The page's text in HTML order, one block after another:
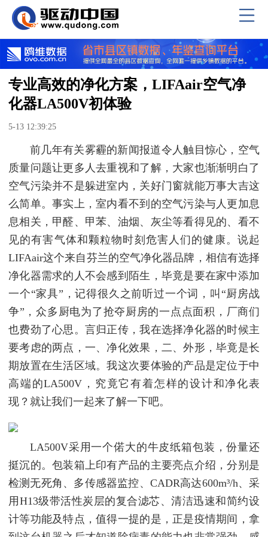
专业高效的净化方案，LIFAair空气净
化器LA500V初体验
5-13 12:39:25
前几年有关雾霾的新闻报道令人触目惊心，空气
质量问题让更多人去重视和了解，大家也渐渐明白了
空气污染并不是躲进室内，关好门窗就能万事大吉这
么简单。事实上，室内看不到的空气污染与人更加息
息相关，甲醛、甲苯、油烟、灰尘等看得见的、看不
见的有害气体和颗粒物时刻危害人们的健康。说起
LIFAair这个来自芬兰的空气净化器品牌，相信有选择
净化器需求的人不会感到陌生，毕竟是要在家中添加
一个“家具”，记得很久之前听过一个词，叫“厨房战
争”，众多厨电为了抢夺厨房的一点点面积，厂商们
也费劲了心思。言归正传，我在选择净化器的时候主
要考虑的两点，一、净化效果，二、外形，毕竟是长
期放置在生活区域。我这次要体验的产品是定位于中
高端的LA500V，究竟它有着怎样的设计和净化表
现？就让我们一起来了解一下吧。
LA500V采用一个偌大的牛皮纸箱包装，份量还
挺沉的。包装箱上印有产品的主要亮点介绍，分别是
检测无死角、多传感器监控、CADR高达600m³/h、采
用H13级带活性炭层的复合滤芯、清洁迅速和简约设
计等功能及特点，值得一提的是，正是疫情期间，拿